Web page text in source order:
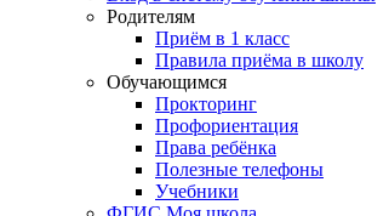
Родителям
Приём в 1 класс
Правила приёма в школу
Обучающимся
Прокторинг
Профориентация
Права ребёнка
Полезные телефоны
Учебники